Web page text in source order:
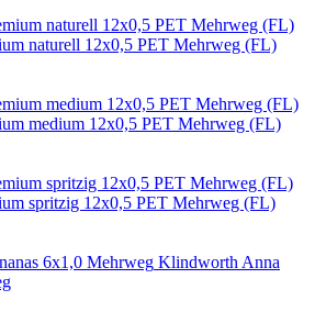
naturell 12x0,5 PET Mehrweg (FL)
medium 12x0,5 PET Mehrweg (FL)
spritzig 12x0,5 PET Mehrweg (FL)
Klindworth Anna